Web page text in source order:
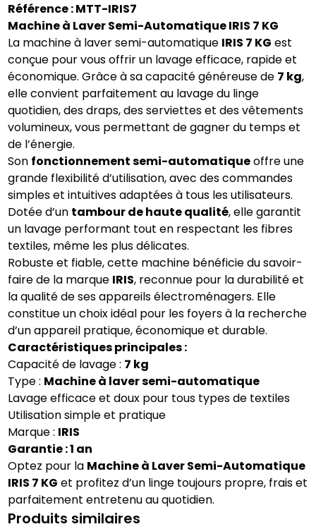
Référence : MTT-IRIS7
Machine à Laver Semi-Automatique IRIS 7 KG
La machine à laver semi-automatique IRIS 7 KG est
conçue pour vous offrir un lavage efficace, rapide et
économique. Grâce à sa capacité généreuse de 7 kg,
elle convient parfaitement au lavage du linge
quotidien, des draps, des serviettes et des vêtements
volumineux, vous permettant de gagner du temps et
de l’énergie.
Son fonctionnement semi-automatiqueoffre une
grande flexibilité d’utilisation, avec des commandes
simples et intuitives adaptées à tous les utilisateurs.
Dotée d’un tambour de haute qualité, elle garantit
un lavage performant tout en respectant les fibres
textiles, même les plus délicates.
Robuste et fiable, cette machine bénéficie du savoir-
faire de la marque IRIS, reconnue pour la durabilité et
la qualité de ses appareils électroménagers. Elle
constitue un choix idéal pour les foyers à la recherche
d’un appareil pratique, économique et durable.
Caractéristiques principales :
Capacité de lavage : 7 kg
Type : Machine à laver semi-automatique
Lavage efficace et doux pour tous types de textiles
Utilisation simple et pratique
Marque : IRIS
Garantie : 1 an
Optez pour la Machine à Laver Semi-Automatique
IRIS 7 KG et profitez d’un linge toujours propre, frais et
parfaitement entretenu au quotidien.
Produits similaires